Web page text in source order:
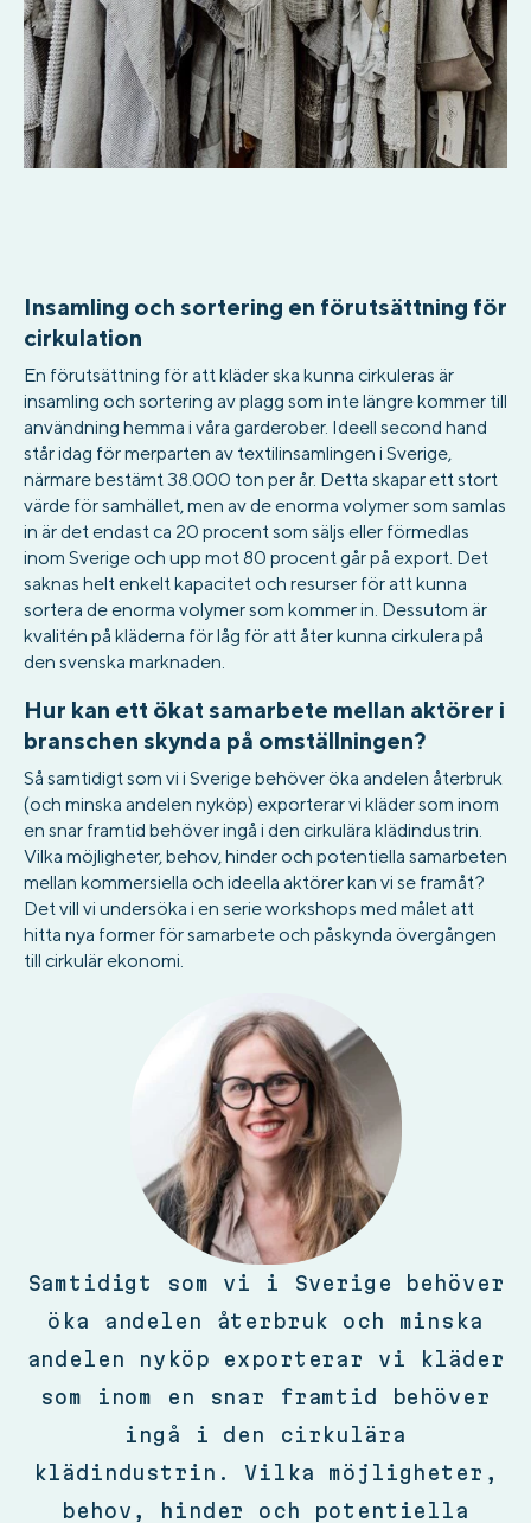
Insamling och sortering en förutsättning för
cirkulation
En förutsättning för att kläder ska kunna cirkuleras är
insamling och sortering av plagg som inte längre kommer till
användning hemma i våra garderober. Ideell second hand
står idag för merparten av textilinsamlingen i Sverige,
närmare bestämt 38.000 ton per år. Detta skapar ett stort
värde för samhället, men av de enorma volymer som samlas
in är det endast ca 20 procent som säljs eller förmedlas
inom Sverige och upp mot 80 procent går på export. Det
saknas helt enkelt kapacitet och resurser för att kunna
sortera de enorma volymer som kommer in. Dessutom är
kvalitén på kläderna för låg för att åter kunna cirkulera på
den svenska marknaden.
Hur kan ett ökat samarbete mellan aktörer i
branschen skynda på omställningen?
Så samtidigt som vi i Sverige behöver öka andelen återbruk
(och minska andelen nyköp) exporterar vi kläder som inom
en snar framtid behöver ingå i den cirkulära klädindustrin.
Vilka möjligheter, behov, hinder och potentiella samarbeten
mellan kommersiella och ideella aktörer kan vi se framåt?
Det vill vi undersöka i en serie workshops med målet att
hitta nya former för samarbete och påskynda övergången
till cirkulär ekonomi.
Samtidigt som vi i Sverige behöver
öka andelen återbruk och minska
andelen nyköp exporterar vi kläder
som inom en snar framtid behöver
ingå i den cirkulära
klädindustrin. Vilka möjligheter,
behov, hinder och potentiella